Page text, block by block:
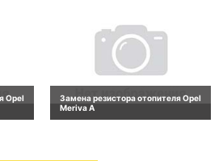
Opel
Замена резистора отопителя Opel
Meriva A